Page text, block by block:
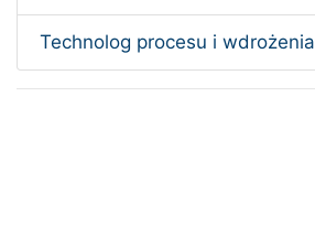
Technolog procesu i wdrożenia